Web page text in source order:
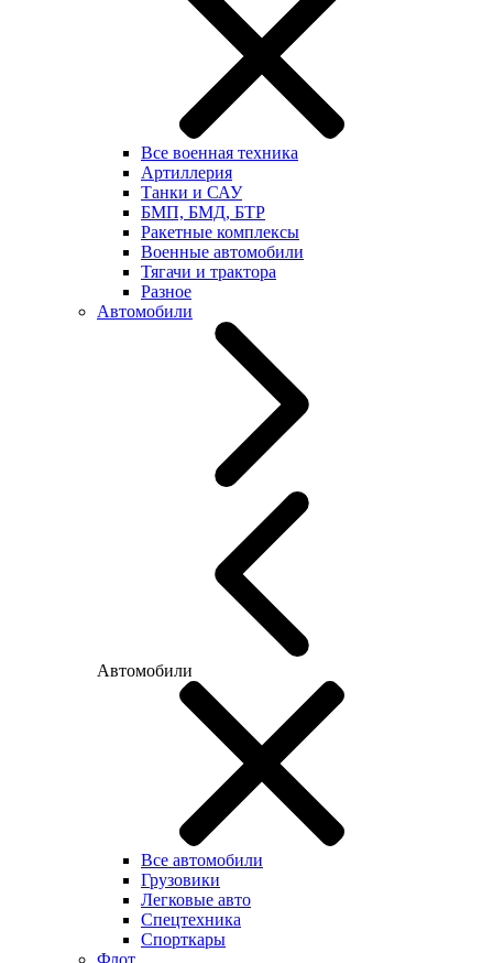
Все военная техника
Артиллерия
Танки и САУ
БМП, БМД, БТР
Ракетные комплексы
Военные автомобили
Тягачи и трактора
Разное
Автомобили
Автомобили
Все автомобили
Грузовики
Легковые авто
Спецтехника
Спорткары
Флот